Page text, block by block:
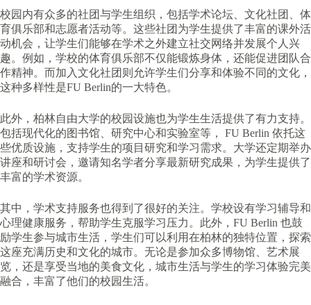
校园内有众多的社团与学生组织，包括学术论坛、文化社团、体
育俱乐部和志愿者活动等。这些社团为学生提供了丰富的课外活
动机会，让学生们能够在学术之外建立社交网络并发展个人兴
趣。例如，学校的体育俱乐部不仅能锻炼身体，还能促进团队合
作精神。而加入文化社团则允许学生们分享和体验不同的文化，
这种多样性是FU Berlin的一大特色。
此外，柏林自由大学的校园设施也为学生生活提供了有力支持。
包括现代化的图书馆、研究中心和实验室等， FU Berlin 依托这
些优质设施，支持学生的项目研究和学习需求。大学还定期举办
讲座和研讨会，邀请知名学者分享最新研究成果，为学生提供了
丰富的学术资源。
其中，学术支持服务也得到了很好的关注。学校设有学习辅导和
心理健康服务，帮助学生克服学习压力。此外，FU Berlin 也鼓
励学生参与城市生活，学生们可以利用在柏林的独特位置，探索
这座充满历史和文化的城市。无论是参加众多博物馆、艺术展
览，还是享受当地的美食文化，城市生活与学生的学习体验完美
融合，丰富了他们的校园生活。